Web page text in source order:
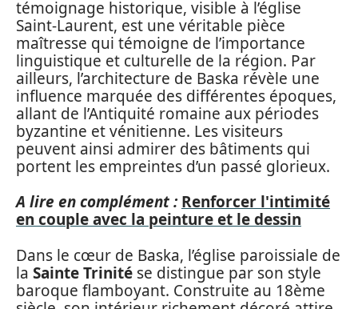
témoignage historique, visible à l’église
Saint-Laurent, est une véritable pièce
maîtresse qui témoigne de l’importance
linguistique et culturelle de la région. Par
ailleurs, l’architecture de Baska révèle une
influence marquée des différentes époques,
allant de l’Antiquité romaine aux périodes
byzantine et vénitienne. Les visiteurs
peuvent ainsi admirer des bâtiments qui
portent les empreintes d’un passé glorieux.
A lire en complément : Renforcer l'intimité
en couple avec la peinture et le dessin
Dans le cœur de Baska, l’église paroissiale de
la Sainte Trinité se distingue par son style
baroque flamboyant. Construite au 18ème